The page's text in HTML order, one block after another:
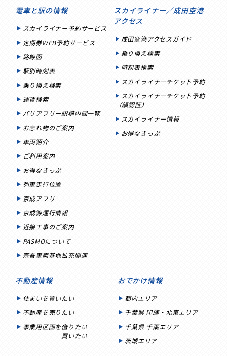
電車と駅の情報
スカイライナー予約サービス
定期券WEB予約サービス
路線図
駅別時刻表
乗り換え検索
運賃検索
バリアフリー駅構内図一覧
お忘れ物のご案内
車両紹介
ご利用案内
お得なきっぷ
列車走行位置
京成アプリ
京成線運行情報
近接工事のご案内
PASMOについて
宗吾車両基地拡充関連
スカイライナー／成田空港
アクセス
成田空港アクセスガイド
乗り換え検索
時刻表検索
スカイライナーチケット予約
スカイライナーチケット予約
（顔認証）
スカイライナー情報
お得なきっぷ
不動産情報
住まいを買いたい
不動産を売りたい
事業用区画を借りたい
買いたい
おでかけ情報
都内エリア
千葉県 印旛・北東エリア
千葉県 千葉エリア
茨城エリア